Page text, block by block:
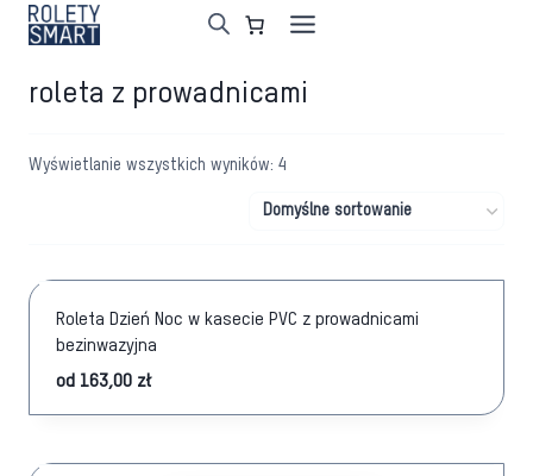
Przejdź
roleta z prowadnicami
Wyświetlanie wszystkich wyników: 4
Roleta Dzień Noc w kasecie PVC z prowadnicami
bezinwazyjna
od 163,00 zł